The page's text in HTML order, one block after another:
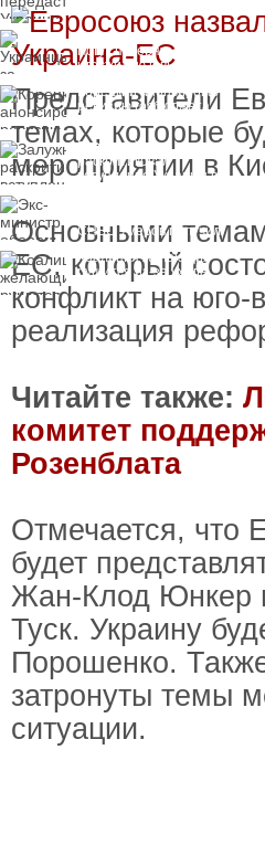
России
Украинцы за рубежом
могут потерять доступ
к госжилью и выплатам
Корецкий анонсировал
ревизию госбюджета
Залужный
раскритиковал
вступление Украины в
СНБО Умеров получил
новую "вкусную"
должность
Коалиция желающих
рушится из-за ухода
двух главных
сторонников Украины
Представители
темах, которые
мероприятии в
Основными
ЕС, который
конфликт на юго-
реализация
Читайте также:
комитет
Розенблата
Отмечается, что
будет
Жан-Клод Юнкер
Туск. Украину
Порошенко.
затронуты темы
ситуации.